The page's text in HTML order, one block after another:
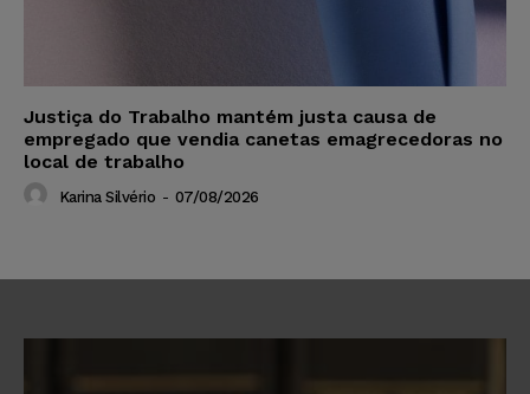
Justiça do Trabalho mantém justa causa de
empregado que vendia canetas emagrecedoras no
local de trabalho
Karina Silvério - 07/08/2026